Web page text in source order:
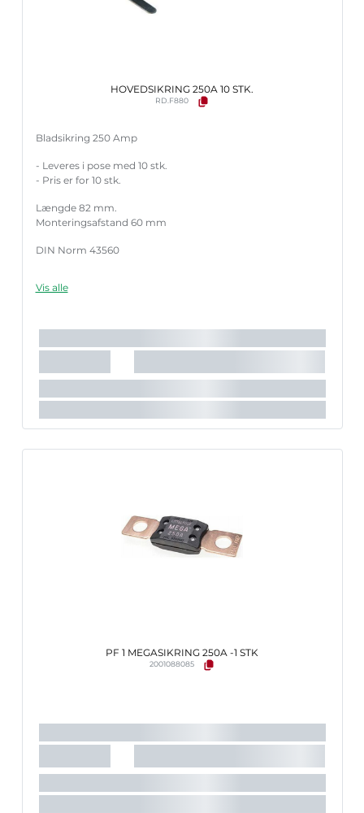
HOVEDSIKRING 250A 10 STK.
RD.F880
Bladsikring 250 Amp
- Leveres i pose med 10 stk.
- Pris er for 10 stk.
Længde 82 mm.
Monteringsafstand 60 mm
DIN Norm 43560
Vis alle
PF 1 MEGASIKRING 250A -1 STK
2001088085